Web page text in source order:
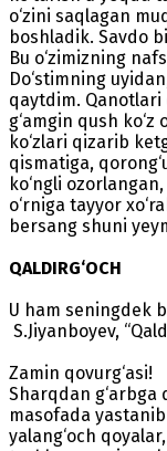
o‘zini saqlagan
boshladik. Savdo
Bu o‘zimizning
Do‘stimning
qaytdim.
g‘amgin qush
ko‘zlari qizarib
qismatiga,
ko‘ngli
o‘rniga tayyor
bersang shuni
QALDIRG‘OCH
U ham seningdek
S.Jiyanboyev,
Zamin qovurg‘asi!
Sharqdan
masofada
yalang‘och